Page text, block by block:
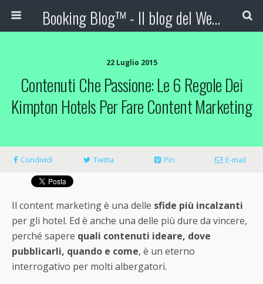
Booking Blog™ - Il blog del Web Marketing Turistico
22 Luglio 2015
Contenuti Che Passione: Le 6 Regole Dei
Kimpton Hotels Per Fare Content Marketing
Condividi Twitta Pin E-mail
Il content marketing è una delle sfide più incalzanti
per gli hotel. Ed è anche una delle più dure da vincere,
perché sapere quali contenuti ideare, dove
pubblicarli, quando e come, è un eterno
interrogativo per molti albergatori.